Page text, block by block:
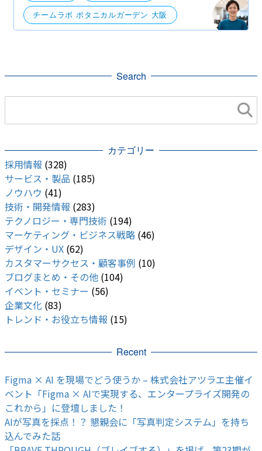
チームラボ ボタニカルガーデン 大阪
Search
カテゴリー
採用情報 (328)
サービス・製品 (185)
ノウハウ (41)
技術・開発情報 (283)
テクノロジー・専門技術 (194)
マーケティング・ビジネス戦略 (46)
デザイン・UX (62)
カスタマーサクセス・顧客事例 (10)
ブログまとめ・その他 (104)
イベント・セミナー (56)
企業文化 (83)
トレンド・お役立ち情報 (15)
Recent
Figma × AI を現場でどう使うか – 株式会社アツラエ主催イ
ベント「Figma × AIで実現する、エンタープライズ開発の
これから」に登壇しました！
AIが写真を採点！？ 懇親会に「写真判定システム」を持ち
込んでみた話